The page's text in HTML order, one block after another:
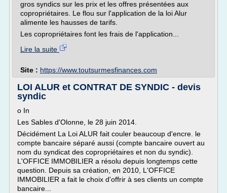
gros syndics sur les prix et les offres présentées aux
copropriétaires. Le flou sur l'application de la loi Alur
alimente les hausses de tarifs.
Les copropriétaires font les frais de l'application...
Lire la suite
Site : https://www.toutsurmesfinances.com
LOI ALUR et CONTRAT DE SYNDIC - devis
syndic
o In
Les Sables d'Olonne, le 28 juin 2014.
Décidément La Loi ALUR fait couler beaucoup d'encre. le
compte bancaire séparé aussi (compte bancaire ouvert au
nom du syndicat des copropriétaires et non du syndic).
L'OFFICE IMMOBILIER a résolu depuis longtemps cette
question. Depuis sa création, en 2010, L'OFFICE
IMMOBILIER a fait le choix d'offrir à ses clients un compte
bancaire...